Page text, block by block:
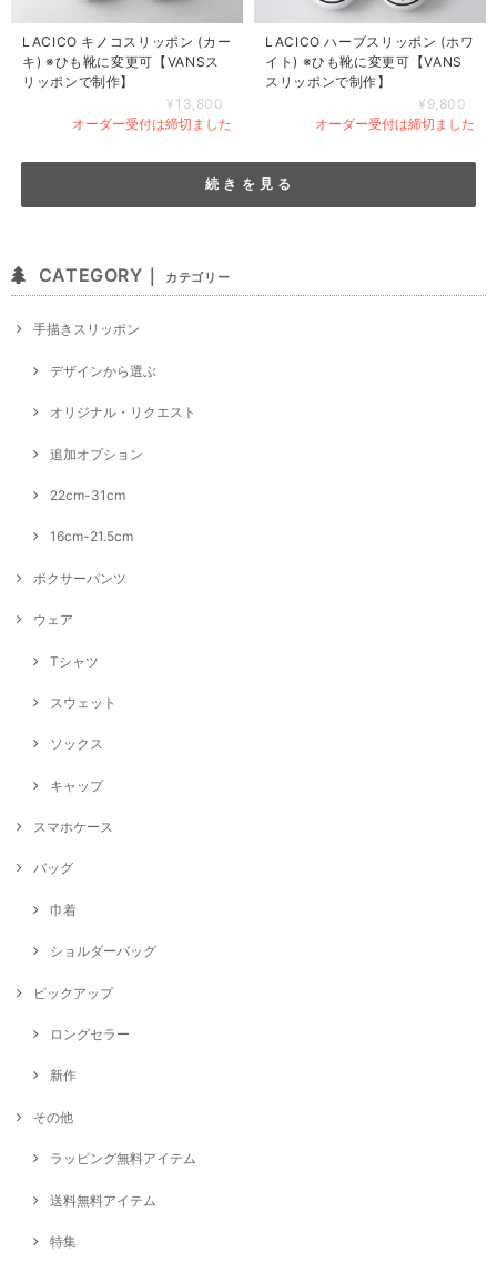
LACICO キノコスリッポン (カー
キ) ※ひも靴に変更可【VANSス
リッポンで制作】
¥13,800
オーダー受付は締切ました
LACICO ハーブスリッポン (ホワ
イト) ※ひも靴に変更可【VANS
スリッポンで制作】
¥9,800
オーダー受付は締切ました
続 き を 見 る
CATEGORY｜ カテゴリー
手描きスリッポン
デザインから選ぶ
オリジナル・リクエスト
追加オプション
22cm-31cm
16cm-21.5cm
ボクサーパンツ
ウェア
Tシャツ
スウェット
ソックス
キャップ
スマホケース
バッグ
巾着
ショルダーバッグ
ピックアップ
ロングセラー
新作
その他
ラッピング無料アイテム
送料無料アイテム
特集